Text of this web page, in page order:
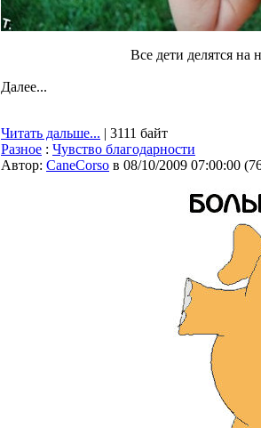
Все дети делятся на
Далее...
Читать дальше... | 3111 байт
Разное : Чувство благодарности
Автор: CaneCorso в 08/10/2009 07:00:00 (